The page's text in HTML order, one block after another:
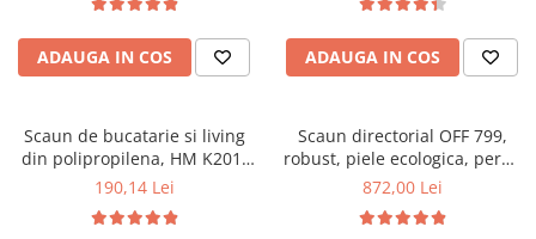
Suport pentru umerase
Etajere
Cuiere
Mese gradinita
Scaune gradinita
Set mese si scaune gradinita
cm, Gri
ADAUGA IN COS ADAUGA IN COS
Scaun de bucatarie si living
din polipropilena, HM K201,
ergonomic, baza lemn masiv,
100 kg, alb
190,14 Lei
Scaun directorial OFF 799,
robust, piele ecologica, perne
duble, baza cromata,
872,00 Lei